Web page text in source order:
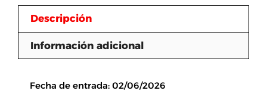
Descripción
Información adicional
Fecha de entrada: 02/06/2026